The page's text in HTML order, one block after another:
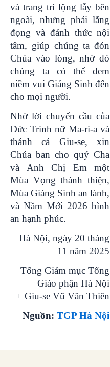
và trang trí lộng lẫy bên
ngoài, nhưng phải lắng
đọng và đánh thức nội
tâm, giúp chúng ta đón
Chúa vào lòng, nhờ đó
chúng ta có thể đem
niềm vui Giáng Sinh đến
cho mọi người.
Nhờ lời chuyển cầu của
Đức Trinh nữ Ma-ri-a và
thánh cả Giu-se, xin
Chúa ban cho quý Cha
và Anh Chị Em một
Mùa Vọng thánh thiện,
Mùa Giáng Sinh an lành,
và Năm Mới 2026 bình
an hạnh phúc.
Hà Nội, ngày 20 tháng
11 năm 2025
Tổng Giám mục Tổng
Giáo phận Hà Nội
+ Giu-se Vũ Văn Thiên
Nguồn: TGP Hà Nội